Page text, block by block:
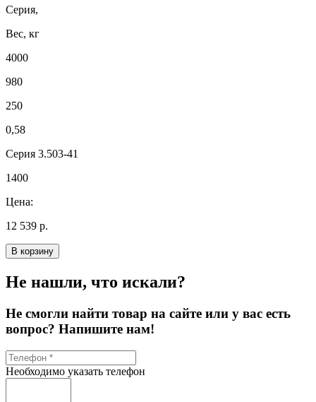
Серия,
Вес, кг
4000
980
250
0,58
Серия 3.503-41
1400
Цена:
12 539 р.
В корзину
Не нашли, что искали?
Не смогли найти товар на сайте или у вас есть
вопрос? Напишите нам!
Необходимо указать телефон